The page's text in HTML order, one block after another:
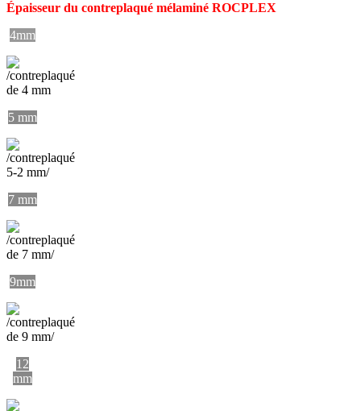
Épaisseur du contreplaqué mélaminé ROCPLEX
4mm
5 mm
7 mm
9mm
12
mm